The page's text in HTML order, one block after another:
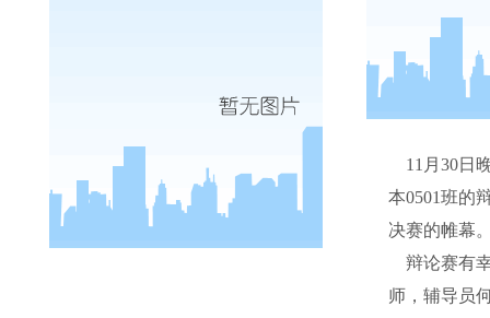
11月30日
本0501班的
决赛的帷幕
辩论赛有
师，辅导员